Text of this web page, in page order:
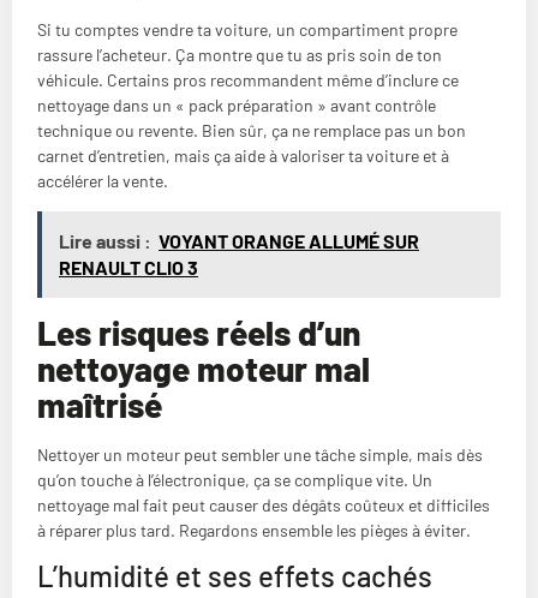
Si tu comptes vendre ta voiture, un compartiment propre
rassure l’acheteur. Ça montre que tu as pris soin de ton
véhicule. Certains pros recommandent même d’inclure ce
nettoyage dans un « pack préparation » avant contrôle
technique ou revente. Bien sûr, ça ne remplace pas un bon
carnet d’entretien, mais ça aide à valoriser ta voiture et à
accélérer la vente.
Lire aussi : VOYANT ORANGE ALLUMÉ SUR
RENAULT CLIO 3
Les risques réels d’un
nettoyage moteur mal
maîtrisé
Nettoyer un moteur peut sembler une tâche simple, mais dès
qu’on touche à l’électronique, ça se complique vite. Un
nettoyage mal fait peut causer des dégâts coûteux et difficiles
à réparer plus tard. Regardons ensemble les pièges à éviter.
L’humidité et ses effets cachés